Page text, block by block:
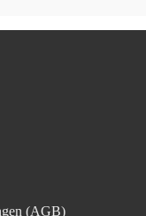
(AGB)